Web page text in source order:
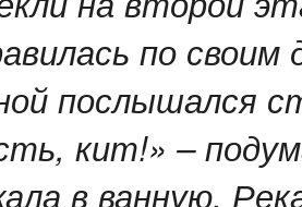
по
послышался
кит!» –
в ванную.